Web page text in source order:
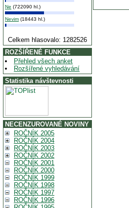
Ne (722090 hl.)
Nevim (18443 hl.)
Celkem hlasovalo: 1282526
ROZŠÍŘENÉ FUNKCE
Přehled všech anket
Rozšířené vyhledávání
Statistika návštevnosti
NECENZUROVANÉ NOVINY
ROČNÍK 2005
ROČNÍK 2004
ROČNÍK 2003
ROČNÍK 2002
ROČNÍK 2001
ROČNÍK 2000
ROČNÍK 1999
ROČNÍK 1998
ROČNÍK 1997
ROČNÍK 1996